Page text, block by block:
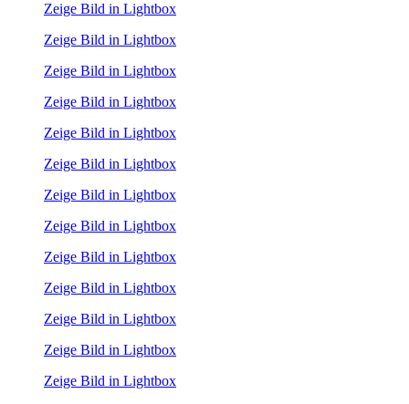
Zeige Bild in Lightbox
Zeige Bild in Lightbox
Zeige Bild in Lightbox
Zeige Bild in Lightbox
Zeige Bild in Lightbox
Zeige Bild in Lightbox
Zeige Bild in Lightbox
Zeige Bild in Lightbox
Zeige Bild in Lightbox
Zeige Bild in Lightbox
Zeige Bild in Lightbox
Zeige Bild in Lightbox
Zeige Bild in Lightbox